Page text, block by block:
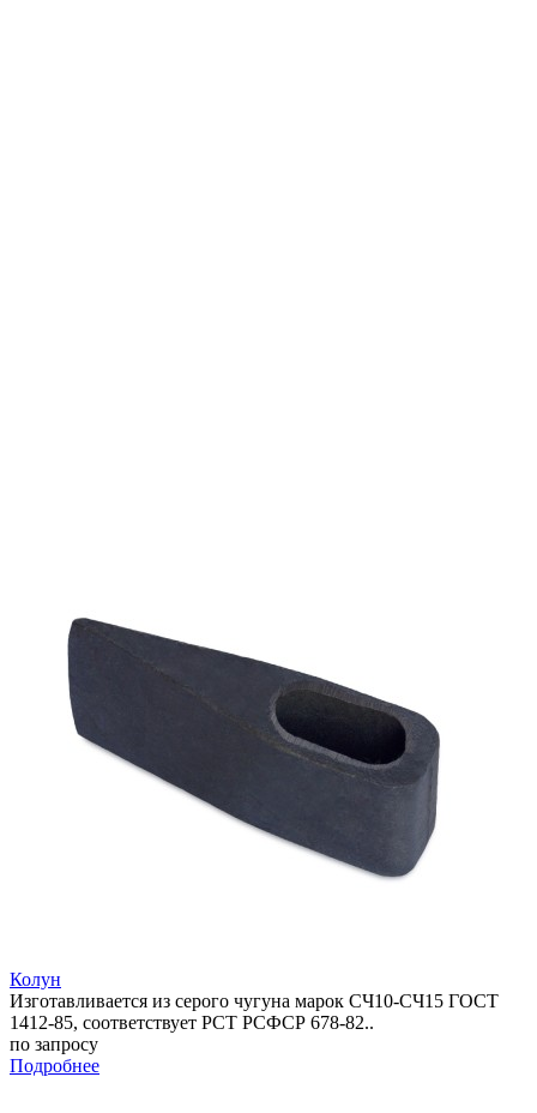
Колун
Изготавливается из серого чугуна марок СЧ10-СЧ15 ГОСТ
1412-85, соответствует РСТ РСФСР 678-82..
по запросу
Подробнее